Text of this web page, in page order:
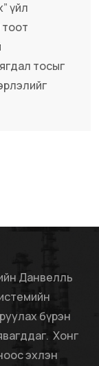
үйл
тосыг
Данвелль
бүрэн
Хонг
эхлэн